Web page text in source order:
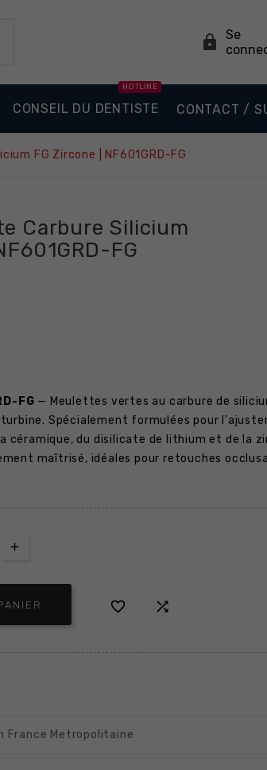

Se
CONSEIL DU DENTISTE
HOTLINE
CONTACT /
FG Zircone | NF601GRD-FG
Carbure Silicium
FG
FG — Meulettes vertes au carbure de
Spécialement formulées pour
céramique, du disilicate de lithium et de la
maîtrisé, idéales pour retouches
 
France Metropolitaine